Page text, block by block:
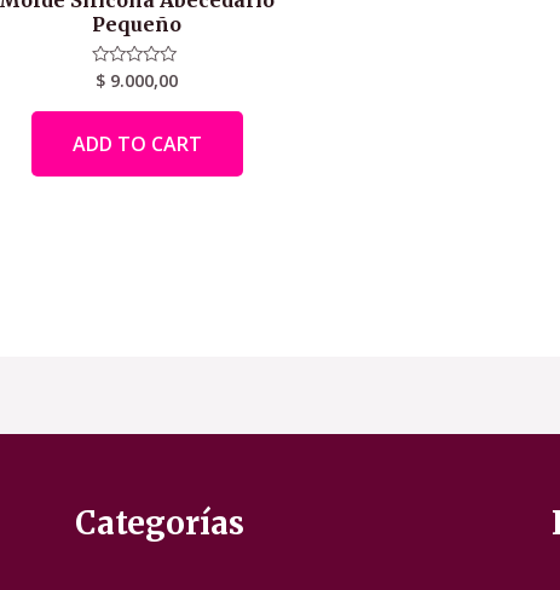
Pequeño
Rated
0
out
5
$ 9.000,00
ADD TO CART
Categorías